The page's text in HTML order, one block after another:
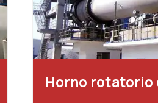
Horno rotatorio